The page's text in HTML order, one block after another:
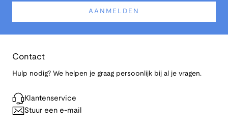
AANMELDEN
Contact
Hulp nodig? We helpen je graag persoonlijk bij al je vragen.
Klantenservice
Stuur een e-mail